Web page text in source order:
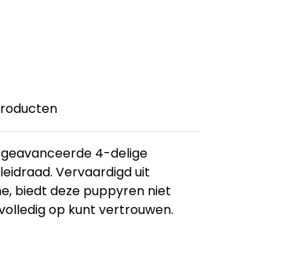
4-delige
Vervaardigd uit
biedt deze puppyren niet
op kunt vertrouwen.